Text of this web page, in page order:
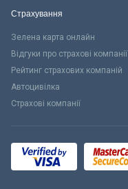
Страхування
Зелена карта онлайн
Відгуки про страхові компанії
Рейтинг страхових компаній
Автоцивілка
Страхові компанії